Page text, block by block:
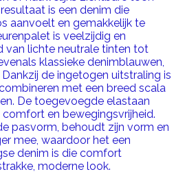
is een denim die
aanvoelt en gemakkelijk te
is veelzijdig en
van lichte neutrale tinten tot
klassieke denimblauwen,
de ingetogen uitstraling is
met een breed scala
De toegevoegde elastaan
en bewegingsvrijheid.
pasvorm, behoudt zijn vorm en
mee, waardoor het een
denim is die comfort
moderne look.